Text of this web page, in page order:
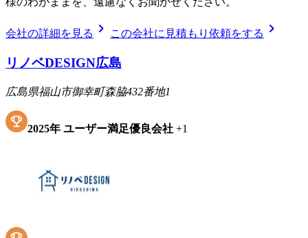
会社の詳細を見る chevron_right この会社に見積もり依頼をする chevron_right
リノベDESIGN広島
広島県福山市御幸町森脇432番地1
2025年 ユーザー満足優良会社 +1